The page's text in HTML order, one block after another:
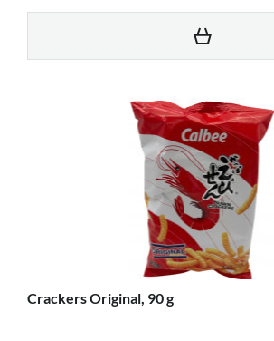
Crackers Original, 90 g